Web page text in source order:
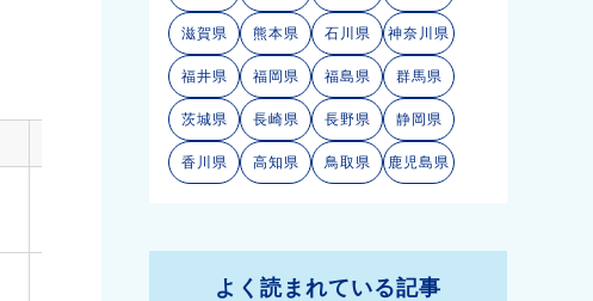
滋賀県 熊本県 石川県 神奈川県
福井県 福岡県 福島県 群馬県
茨城県 長崎県 長野県 静岡県
香川県 高知県 鳥取県 鹿児島県
よく読まれている記事